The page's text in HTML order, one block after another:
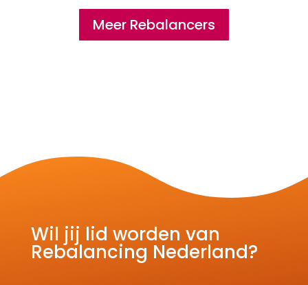
Meer Rebalancers
Wil jij lid worden van
Rebalancing Nederland?